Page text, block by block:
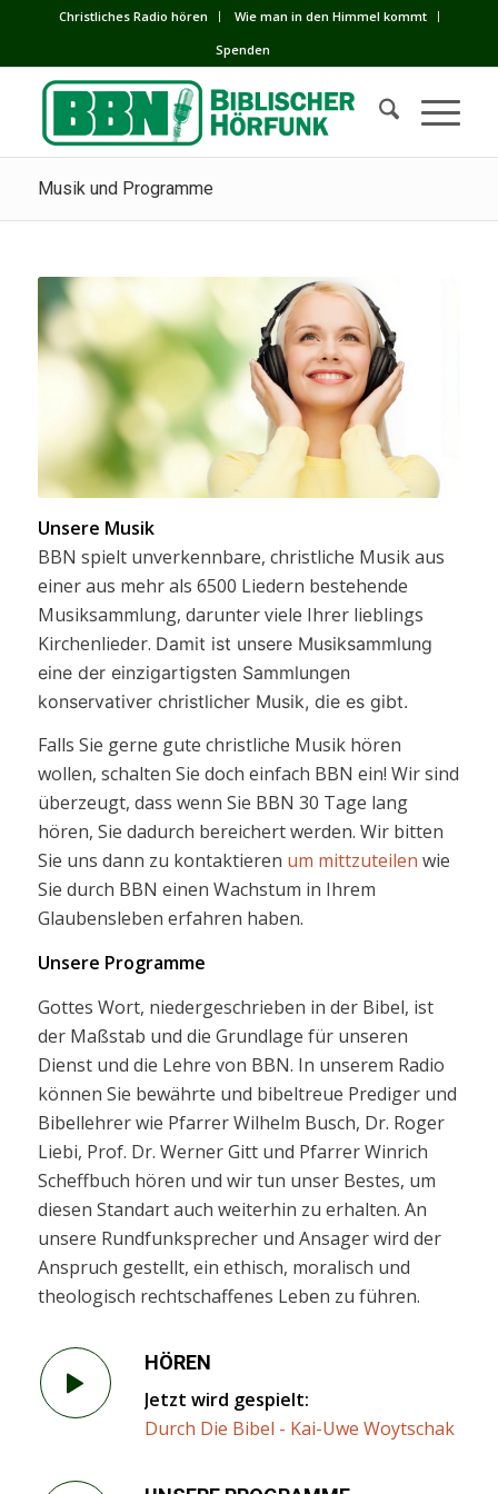
Сhristliches Radio hören
Wie man in den Himmel kommt
Spenden
Musik und Programme
Unsere Musik
BBN spielt unverkennbare, christliche Musik aus
einer aus mehr als 6500 Liedern bestehende
Musiksammlung, darunter viele Ihrer lieblings
Kirchenlieder. Damit ist unsere Musiksammlung
eine der einzigartigsten Sammlungen
konservativer christlicher Musik, die es gibt.
Falls Sie gerne gute christliche Musik hören
wollen, schalten Sie doch einfach BBN ein! Wir sind
überzeugt, dass wenn Sie BBN 30 Tage lang
hören, Sie dadurch bereichert werden. Wir bitten
Sie uns dann zu kontaktieren um mittzuteilen wie
Sie durch BBN einen Wachstum in Ihrem
Glaubensleben erfahren haben.
Unsere Programme
Gottes Wort, niedergeschrieben in der Bibel, ist
der Maßstab und die Grundlage für unseren
Dienst und die Lehre von BBN. In unserem Radio
können Sie bewährte und bibeltreue Prediger und
Bibellehrer wie Pfarrer Wilhelm Busch, Dr. Roger
Liebi, Prof. Dr. Werner Gitt und Pfarrer Winrich
Scheffbuch hören und wir tun unser Bestes, um
diesen Standart auch weiterhin zu erhalten. An
unsere Rundfunksprecher und Ansager wird der
Anspruch gestellt, ein ethisch, moralisch und
theologisch rechtschaffenes Leben zu führen.
HÖREN
Jetzt wird gespielt:
Durch Die Bibel - Kai-Uwe Woytschak